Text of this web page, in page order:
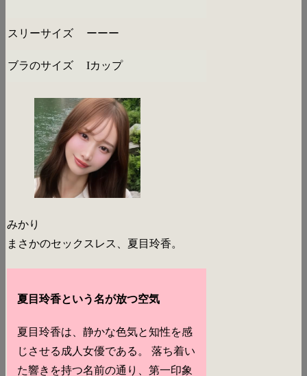
スリーサイズ ーーー
ブラのサイズ Iカップ
みかり
まさかのセックスレス、夏目玲香。
夏目玲香という名が放つ空気
夏目玲香は、静かな色気と知性を感
じさせる成人女優である。 落ち着い
た響きを持つ名前の通り、第一印象